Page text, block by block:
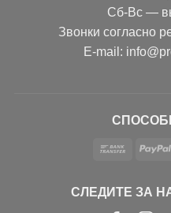
Сб-Вс —
Звонки согласно
Е-mail:
СЛЕДИТЕ ЗА